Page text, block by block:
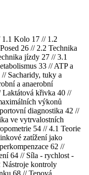
Kolo 17 // 1.2
26 // 2.2 Technika
jízdy 27 // 3.1
33 // ATP a
Sacharidy, tuky a
a anaerobní
Laktátová křivka 40 //
výkonů
diagnostika 42 //
ve vytrvalostních
54 // 4.1 Teorie
zatížení jako
62 //
64 // Síla - rychlost -
Nástroje kontroly
68 // Tepová